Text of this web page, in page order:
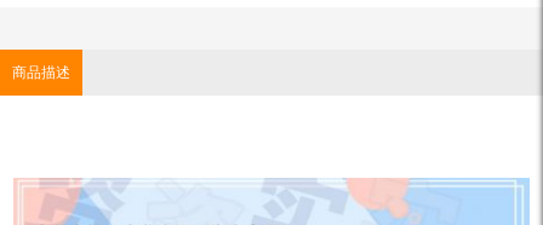
商品描述